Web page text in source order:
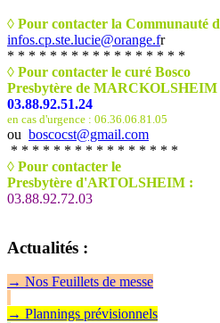
◊ Pour contacter la Communauté
infos.cp.ste.lucie@orange.fr
* * * * * * * * * * * * * * * * *
◊ Pour contacter le curé Bosco
Presbytère de MARCKOLSHEIM
03.88.92.51.24
en cas d'urgence : 06.36.06.81.05
ou boscocst@gmail.com
* * * * * * * * * * * * * * * *
◊ Pour contacter le
Presbytère d'ARTOLSHEIM :
03.88.92.72.03
Actualités :
→ Nos Feuillets de messe
→ Plannings prévisionnels